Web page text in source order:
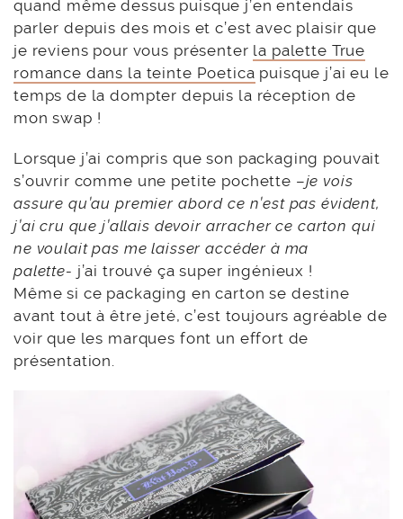
quand même dessus puisque j’en entendais
parler depuis des mois et c’est avec plaisir que
je reviens pour vous présenter la palette True
romance dans la teinte Poetica puisque j’ai eu le
temps de la dompter depuis la réception de
mon swap !
Lorsque j’ai compris que son packaging pouvait
s’ouvrir comme une petite pochette –je vois
assure qu’au premier abord ce n’est pas évident,
j’ai cru que j’allais devoir arracher ce carton qui
ne voulait pas me laisser accéder à ma
palette- j’ai trouvé ça super ingénieux !
Même si ce packaging en carton se destine
avant tout à être jeté, c’est toujours agréable de
voir que les marques font un effort de
présentation.